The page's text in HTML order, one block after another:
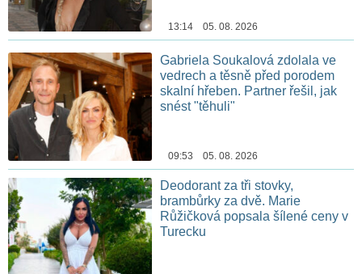
13:14 05. 08. 2026
Gabriela Soukalová zdolala ve
vedrech a těsně před porodem
skalní hřeben. Partner řešil, jak
snést "těhuli"
09:53 05. 08. 2026
Deodorant za tři stovky,
brambůrky za dvě. Marie
Růžičková popsala šílené ceny v
Turecku